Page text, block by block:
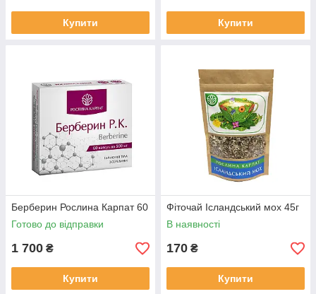
Купити Купити
Берберин Рослина Карпат 60
Готово до відправки
1 700 ₴
Купити
Фіточай Ісландський мох 45г
В наявності
170 ₴
Купити